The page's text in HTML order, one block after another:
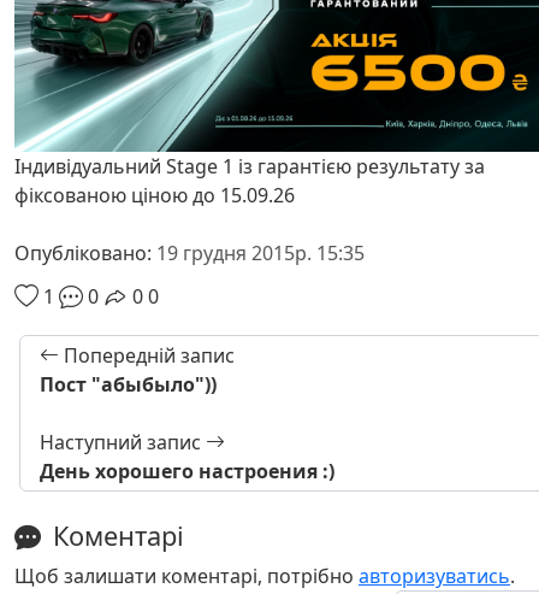
Індивідуальний Stage 1 із гарантією результату за
фіксованою ціною до 15.09.26
Опубліковано: 19 грудня 2015р. 15:35
1
0 00
Попередній запис
Пост "абыбыло"))
Наступний запис
День хорошего настроения :)
Коментарі
Щоб залишати коментарі, потрібно авторизуватись.